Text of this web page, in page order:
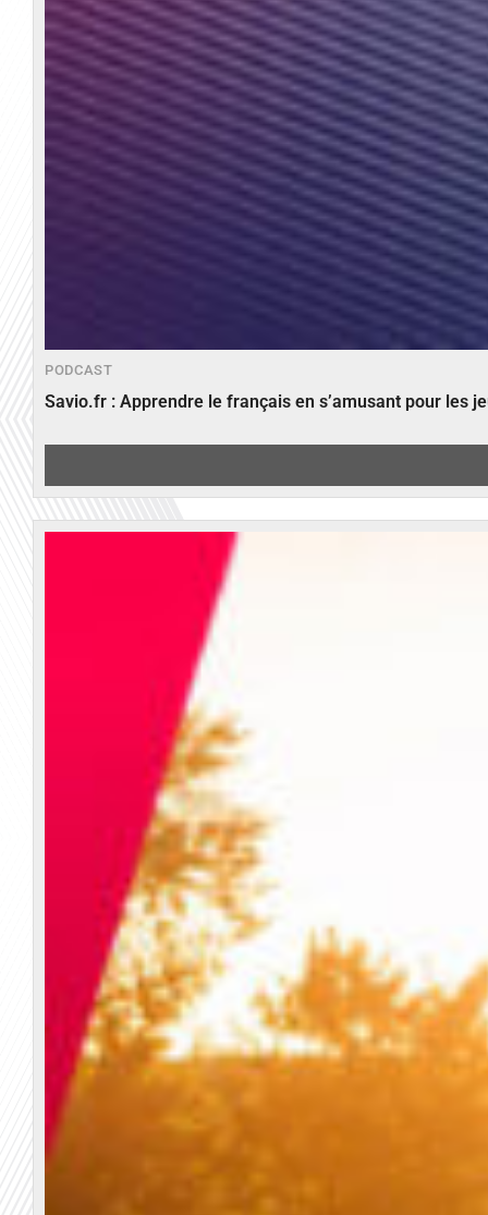
PODCAST
Savio.fr : Apprendre le français en s’amusant pour les